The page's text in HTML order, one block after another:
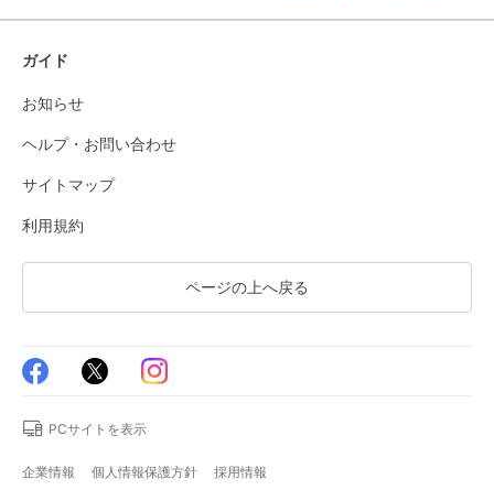
ガイド
お知らせ
ヘルプ・お問い合わせ
サイトマップ
利用規約
ページの上へ戻る
PCサイトを表示
企業情報 個人情報保護方針 採用情報